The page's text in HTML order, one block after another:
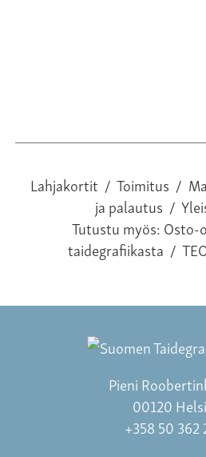
Lahjakortit / Toimitus /
ja palautus /
Tutustu myös:Osto-
taidegrafiikasta /
Pieni
00120
+358 50 362